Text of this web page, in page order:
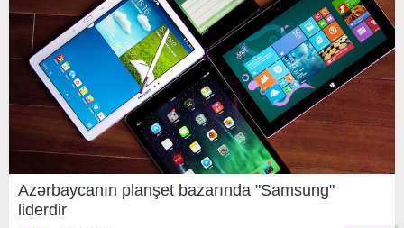
Azərbaycanın planşet bazarında "Samsung"
liderdir